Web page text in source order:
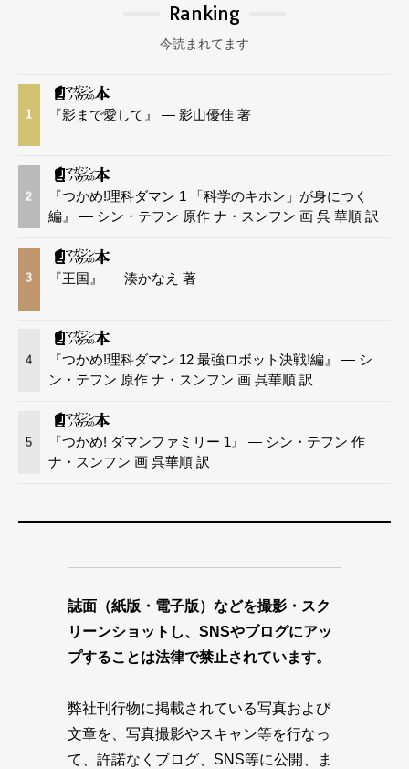
Ranking
今読まれてます
1 『影まで愛して』 — 影山優佳 著
2
『つかめ!理科ダマン 1 「科学のキホン」が身につく
編』 — シン・テフン 原作 ナ・スンフン 画 呉 華順 訳
3 『王国』 — 湊かなえ 著
4
『つかめ!理科ダマン 12 最強ロボット決戦!編』 — シ
ン・テフン 原作 ナ・スンフン 画 呉華順 訳
5
『つかめ! ダマンファミリー 1』 — シン・テフン 作
ナ・スンフン 画 呉華順 訳
誌面（紙版・電子版）などを撮影・スク
リーンショットし、SNSやブログにアッ
プすることは法律で禁止されています。
弊社刊行物に掲載されている写真および
文章を、写真撮影やスキャン等を行なっ
て、許諾なくブログ、SNS等に公開、ま